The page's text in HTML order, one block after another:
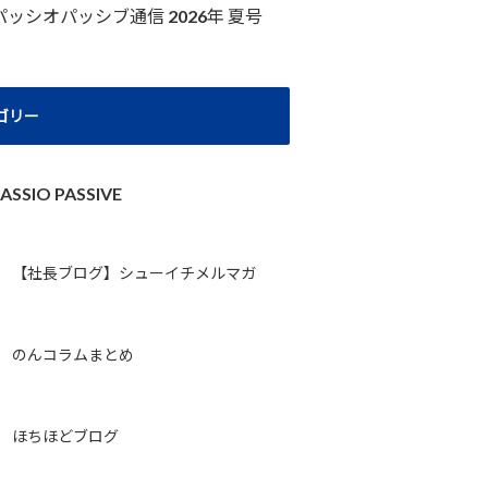
ッシオパッシブ通信 2026年 夏号
リー
PASSIVE
【社長ブログ】シューイチメルマガ
のんコラムまとめ
ほちほどブログ